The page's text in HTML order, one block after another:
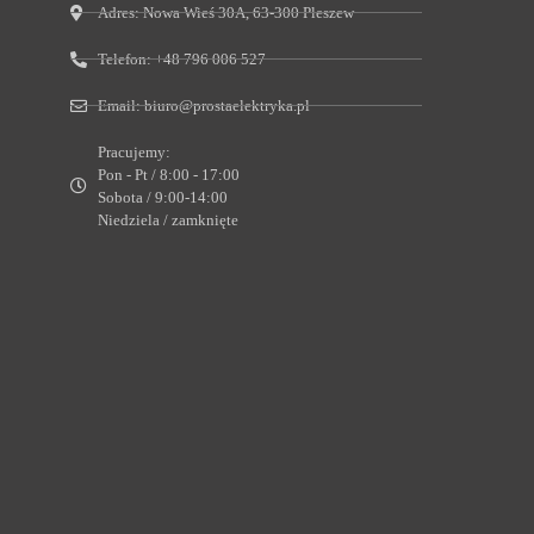
Adres:Nowa Wieś 30A, 63-300 Pleszew
Telefon:+48 796 006 527
Email:biuro@prostaelektryka.pl
Pracujemy:
Pon - Pt / 8:00 - 17:00
Sobota / 9:00-14:00
Niedziela / zamknięte